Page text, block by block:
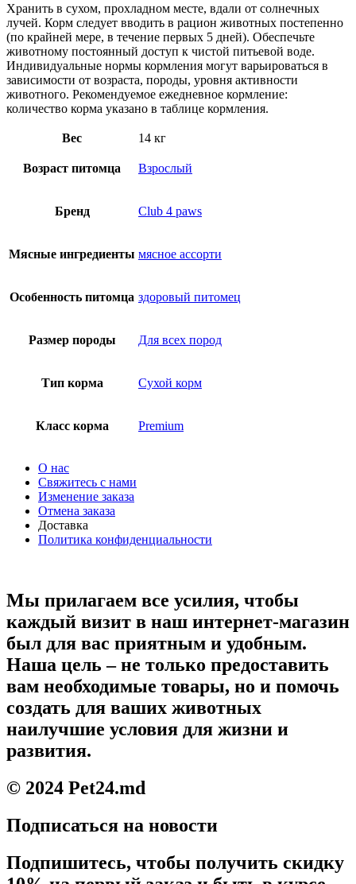
Хранить в сухом, прохладном месте, вдали от солнечных
лучей. Корм следует вводить в рацион животных постепенно
(по крайней мере, в течение первых 5 дней). Обеспечьте
животному постоянный доступ к чистой питьевой воде.
Индивидуальные нормы кормления могут варьироваться в
зависимости от возраста, породы, уровня активности
животного. Рекомендуемое ежедневное кормление:
количество корма указано в таблице кормления.
Вес 14 кг
Возраст питомца Взрослый
Бренд Club 4 paws
Мясные ингредиенты мясное ассорти
Особенность питомца здоровый питомец
Размер породы Для всех пород
Тип корма Сухой корм
Класс корма Premium
О нас
Свяжитесь с нами
Изменение заказа
Отмена заказа
Доставка
Политика конфиденциальности
Мы прилагаем все усилия, чтобы
каждый визит в наш интернет-магазин
был для вас приятным и удобным.
Наша цель – не только предоставить
вам необходимые товары, но и помочь
создать для ваших животных
наилучшие условия для жизни и
развития.
© 2024 Pet24.md
Подписаться на новости
Подпишитесь, чтобы получить скидку